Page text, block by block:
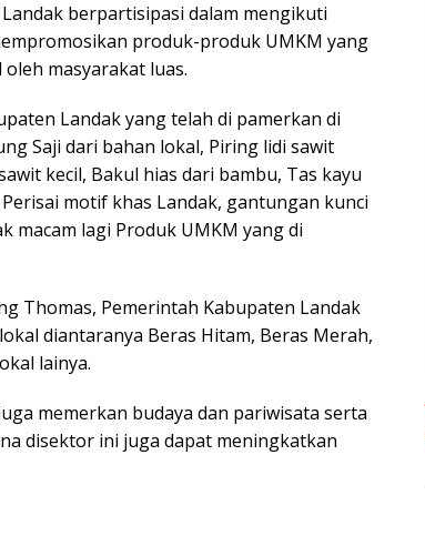
berpartisipasi dalam mengikuti
produk-produk UMKM yang
masyarakat luas.
Landak yang telah di pamerkan di
Saji dari bahan lokal, Piring lidi sawit
kecil, Bakul hias dari bambu, Tas kayu
motif khas Landak, gantungan kunci
macam lagi Produk UMKM yang di
Thomas, Pemerintah Kabupaten Landak
diantaranya Beras Hitam, Beras Merah,
lainya.
memerkan budaya dan pariwisata serta
disektor ini juga dapat meningkatkan